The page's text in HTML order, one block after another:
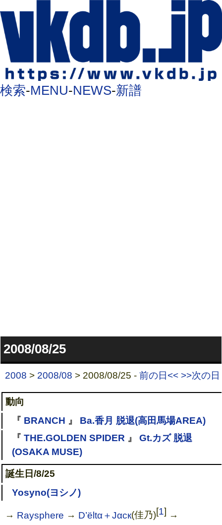
検索-MENU-NEWS-新譜
2008/08/25
2008 > 2008/08 > 2008/08/25 -前の日<< >>次の日
動向
『 BRANCH 』 Ba.香月 脱退(高田馬場AREA)
『 THE.GOLDEN SPIDER 』 Gt.カズ 脱退
(OSAKA MUSE)
誕生日/8/25
Yosyno(ヨシノ)
→ Raysphere → D’ёltα＋Jαск(佳乃)[1] →